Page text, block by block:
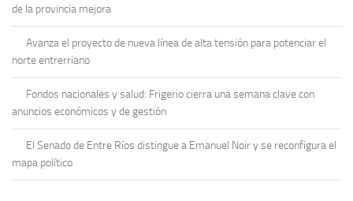
de la provincia mejora
Avanza el proyecto de nueva línea de alta tensión para potenciar el
norte entrerriano
Fondos nacionales y salud: Frigerio cierra una semana clave con
anuncios económicos y de gestión
El Senado de Entre Ríos distingue a Emanuel Noir y se reconfigura el
mapa político